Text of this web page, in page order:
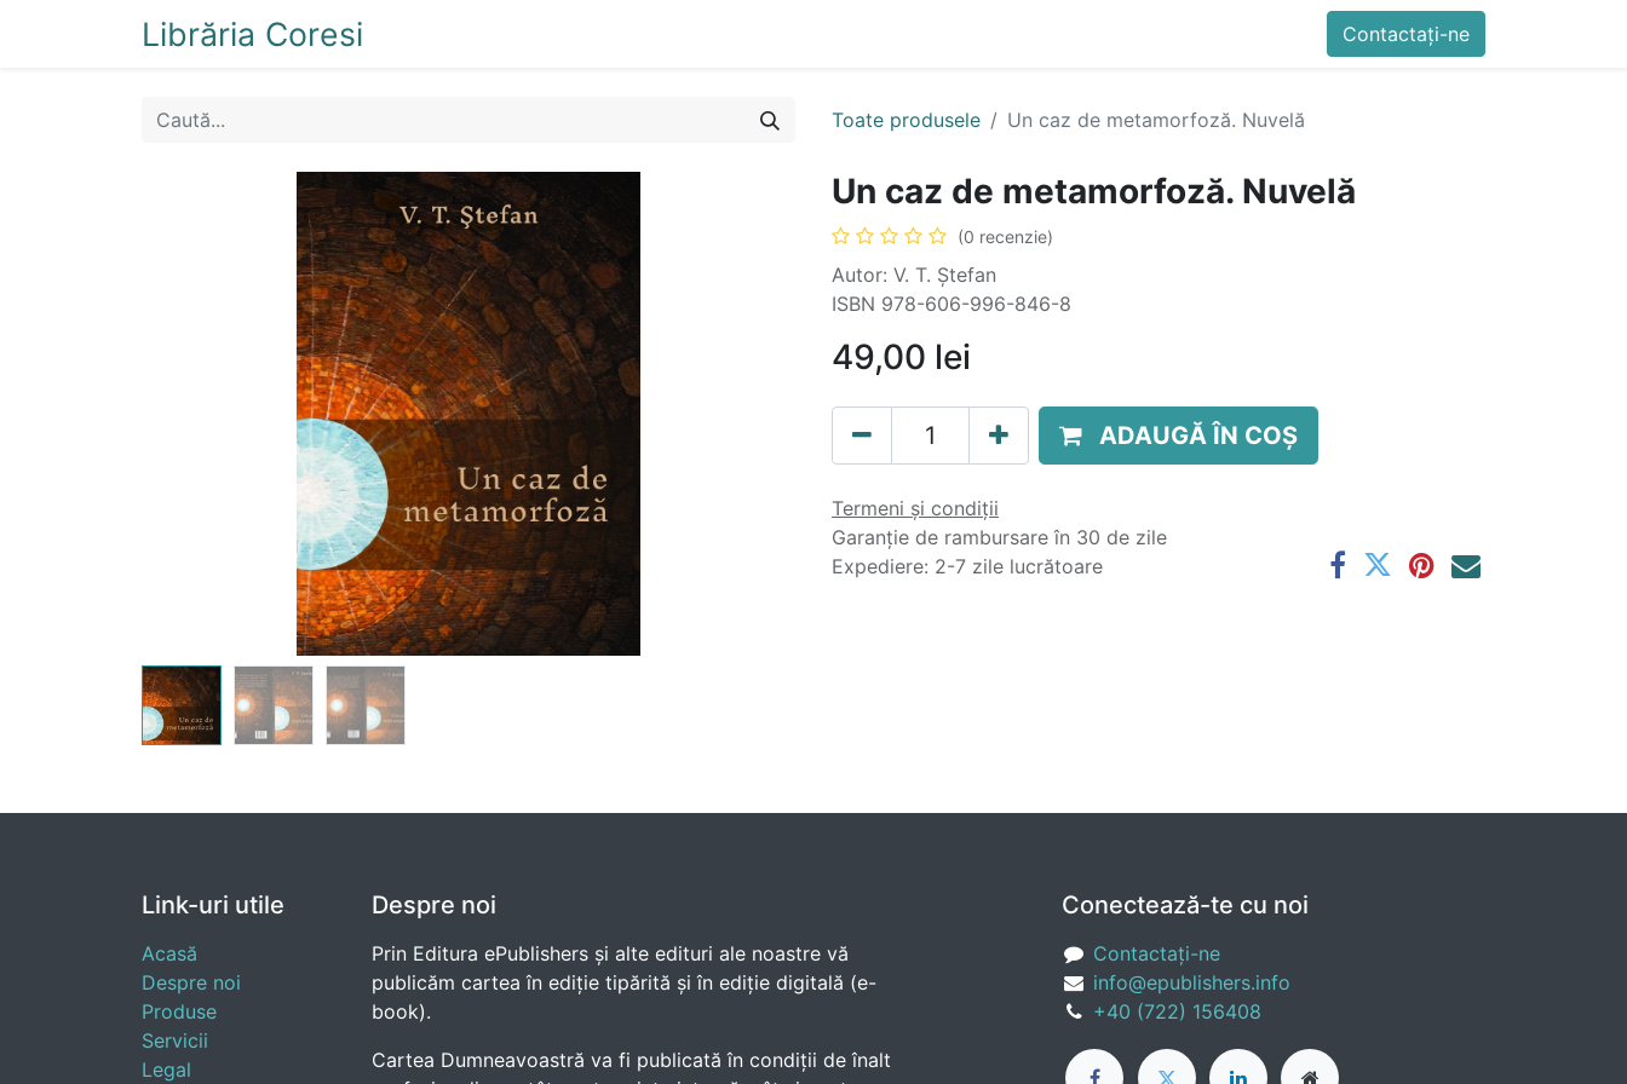
Librăria Coresi Contactați-ne Generator QR
Contactați-ne
Toate produsele Un caz de metamorfoză. Nuvelă
Un caz de metamorfoză. Nuvelă
(0 recenzie)
Autor: V. T. Ștefan
ISBN 978-606-996-846-8
49,00 lei
ADAUGĂ ÎN COȘ
Termeni și condiții
Garanție de rambursare în 30 de zile
Expediere: 2-7 zile lucrătoare
Link-uri utile
Acasă
Despre noi
Produse
Servicii
Legal
Despre noi
Prin Editura ePublishers și alte edituri ale noastre vă
publicăm cartea în ediție tipărită și în ediție digitală (e-
book).
Cartea Dumneavoastră va fi publicată în condiții de înalt
Conectează-te cu noi
Contactați-ne
info@epublishers.info
+40 (722) 156408